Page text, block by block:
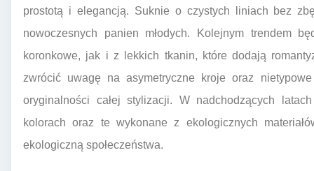
prostotą i elegancją. Suknie o czystych liniach bez
nowoczesnych panien młodych. Kolejnym trendem
koronkowe, jak i z lekkich tkanin, które dodają
zwrócić uwagę na asymetryczne kroje oraz
oryginalności całej stylizacji. W nadchodzących
kolorach oraz te wykonane z ekologicznych
ekologiczną społeczeństwa.